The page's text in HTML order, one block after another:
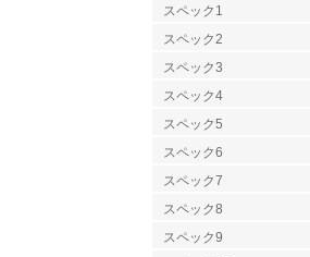
スペック1
スペック2
スペック3
スペック4
スペック5
スペック6
スペック7
スペック8
スペック9